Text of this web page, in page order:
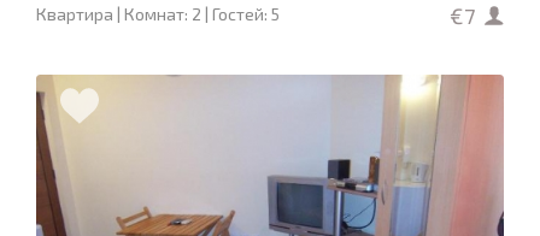
Квартира | Комнат: 2 | Гостей: 5
€7